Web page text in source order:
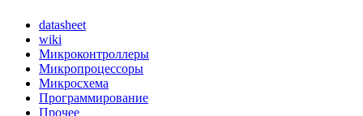
datasheet
wiki
Микроконтроллеры
Микропроцессоры
Микросхема
Программирование
Прочее